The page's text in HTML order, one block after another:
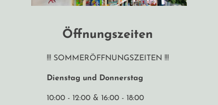
Öffnungszeiten
!!! SOMMERÖFFNUNGSZEITEN !!!
Dienstag und Donnerstag
10:00 - 12:00 & 16:00 - 18:00